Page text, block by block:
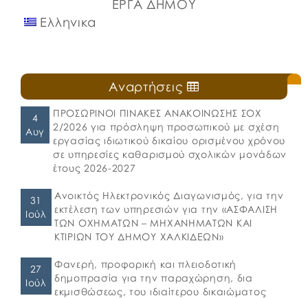
ΕΡΓΑ ΔΗΜΟΥ
Ελληνικα
Αναρτήσεις
4
Αυγ
ΠΡΟΣΩΡΙΝΟΙ ΠΙΝΑΚΕΣ ΑΝΑΚΟΙΝΩΣΗΣ ΣΟΧ
2/2026 για πρόσληψη προσωπικού με σχέση
εργασίας ιδιωτικού δικαίου ορισμένου χρόνου
σε υπηρεσίες καθαρισμού σχολικών μονάδων
έτους 2026-2027
31
Ιούλ
Ανοικτός Ηλεκτρονικός Διαγωνισμός, για την
εκτέλεση των υπηρεσιών για την «ΑΣΦΑΛΙΣΗ
ΤΩΝ ΟΧΗΜΑΤΩΝ – ΜΗΧΑΝΗΜΑΤΩΝ ΚΑΙ
ΚΤΙΡΙΩΝ ΤΟΥ ΔΗΜΟΥ ΧΑΛΚΙΔΕΩΝ»
27
Ιούλ
Φανερή, προφορική και πλειοδοτική
δημοπρασία για την παραχώρηση, δια
εκμισθώσεως, του ιδιαίτερου δικαιώματος